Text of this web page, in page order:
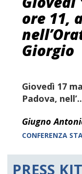
ore 11,
Giorgio
Giovedì 17
Padova,
Giugno
CONFERENZA
PRESS KIT